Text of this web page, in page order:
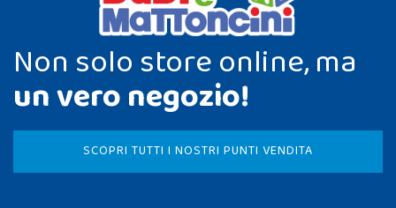
Non solo store online, ma
un vero negozio!
SCOPRI TUTTI I NOSTRI PUNTI VENDITA